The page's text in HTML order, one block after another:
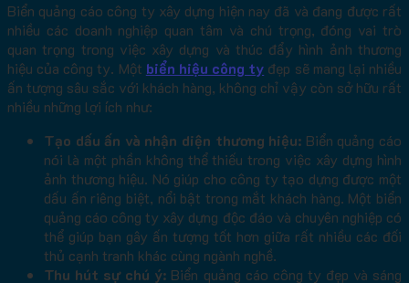
Biển quảng cáo công ty xây dựng hiện nay đã và đang được rất
nhiều các doanh nghiệp quan tâm và chú trọng, đóng vai trò
quan trọng trong việc xây dựng và thúc đẩy hình ảnh thương
hiệu của công ty. Một biển hiệu công ty đẹp sẽ mang lại nhiều
ấn tượng sâu sắc với khách hàng, không chỉ vậy còn sở hữu rất
nhiều những lợi ích như:
Tạo dấu ấn và nhận diện thương hiệu: Biển quảng cáo
nói là một phần không thể thiếu trong việc xây dựng hình
ảnh thương hiệu. Nó giúp cho công ty tạo dựng được một
dấu ấn riêng biệt, nổi bật trong mắt khách hàng. Một biển
quảng cáo công ty xây dựng độc đáo và chuyên nghiệp có
thể giúp bạn gây ấn tượng tốt hơn giữa rất nhiều các đối
thủ cạnh tranh khác cùng ngành nghề.
Thu hút sự chú ý: Biển quảng cáo công ty đẹp và sáng